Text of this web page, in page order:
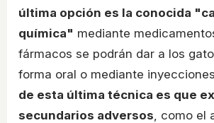
última opción es la conocida
química" mediante
fármacos se podrán dar a los
forma oral o mediante
de esta última técnica es que
secundarios adversos , como el